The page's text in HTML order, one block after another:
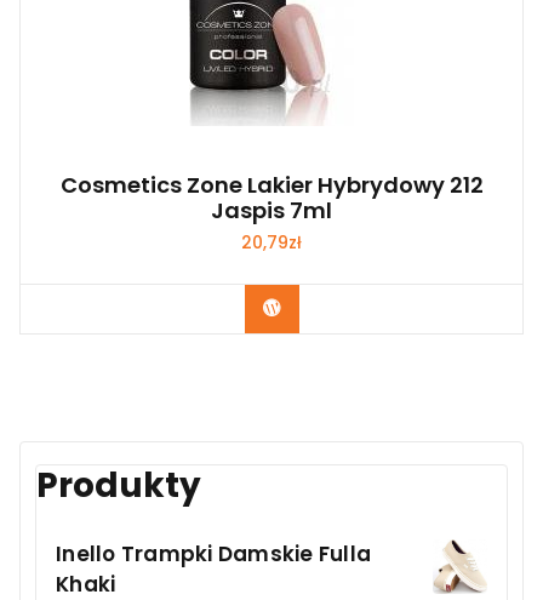
Cosmetics Zone Lakier Hybrydowy 212
Jaspis 7ml
20,79zł
Kup Teraz
Produkty
Inello Trampki Damskie Fulla
Khaki